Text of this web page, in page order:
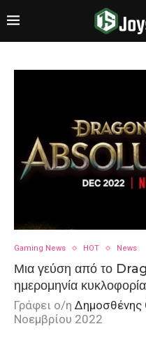
Gaming News HOT News
Μια γεύση από το
ημερομηνία
Γράφει ο/η Δημοσθένης
Νοεμβρίου 2022